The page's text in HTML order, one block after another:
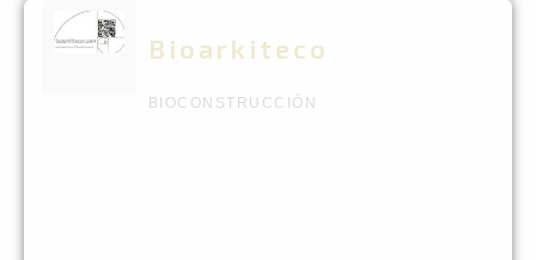
Bioarkiteco
BIOCONSTRUCCIÓN